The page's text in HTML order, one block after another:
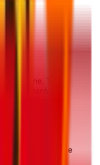
Ti
all'istante
preferita e
sicuro